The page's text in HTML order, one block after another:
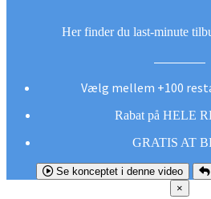
Her finder du last-minute
Vælg mellem +100
Rabat på HELE
GRATIS AT
Se konceptet i denne video
×